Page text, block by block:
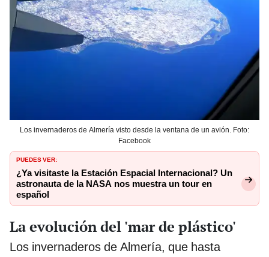
Los invernaderos de Almería visto desde la ventana de un avión. Foto:
Facebook
PUEDES VER:
¿Ya visitaste la Estación Espacial Internacional? Un
astronauta de la NASA nos muestra un tour en
español
La evolución del 'mar de plástico'
Los invernaderos de Almería, que hasta